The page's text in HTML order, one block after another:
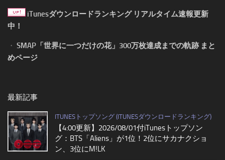
iTunesダウンロードランキング リアルタイム速報更新
中！
・ SMAP「世界に一つだけの花」300万枚達成までの軌跡 まと
めページ
最新記事
ITUNESトップソング (ITUNESダウンロードランキング)
【4:00更新】2026/08/01付iTunesトップソン
グ：BTS「Aliens」が1位！2位にサカナクショ
ン、3位にM!LK